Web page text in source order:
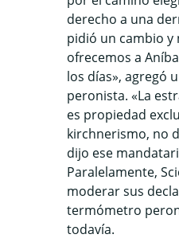
derecho a una
pidió un cambio y
ofrecemos a
los días», agregó
peronista. «La
es propiedad
kirchnerismo, no
dijo ese
Paralelamente,
moderar sus
termómetro
todavía.